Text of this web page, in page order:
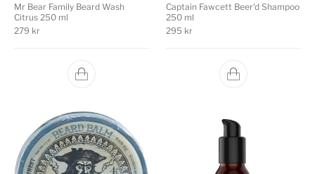
Mr Bear Family Beard Wash
Citrus 250 ml
279 kr
Captain Fawcett Beer'd Shampoo
250 ml
295 kr